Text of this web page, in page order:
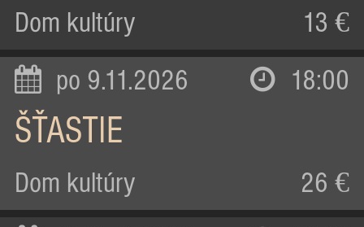
Dom kultúry 13 €
po 9.11.2026 18:00
ŠŤASTIE
Dom kultúry 26 €